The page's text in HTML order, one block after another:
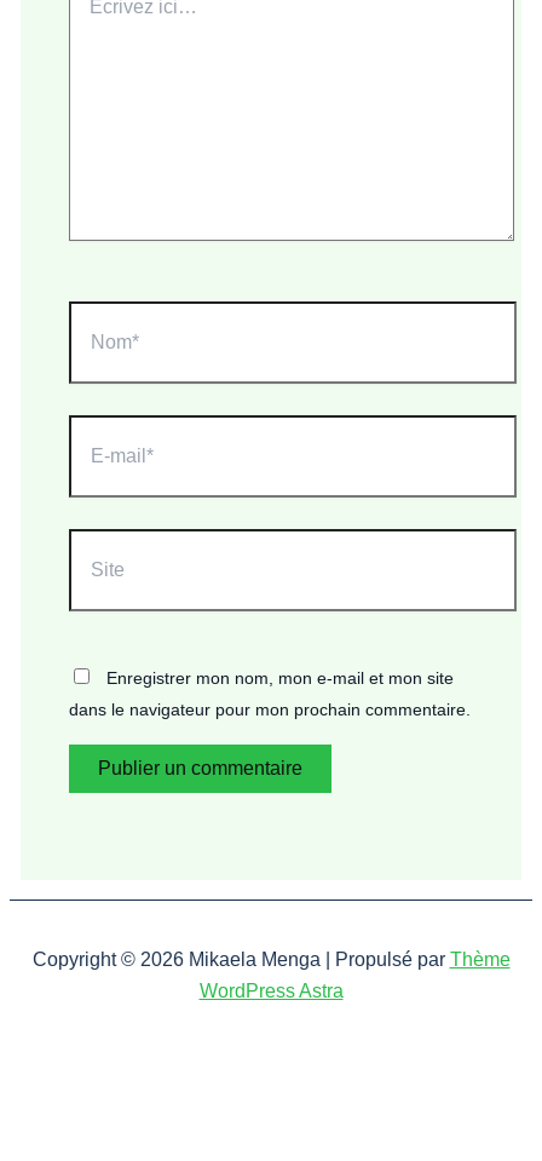
ici…
mail*
Enregistrer mon nom, mon e-mail et mon site
dans le navigateur pour mon prochain commentaire.
Copyright © 2026 Mikaela Menga | Propulsé par Thème
WordPress Astra